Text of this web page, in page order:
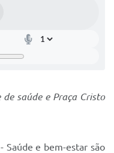
saúde e Praça Cristo
Saúde e bem-estar são